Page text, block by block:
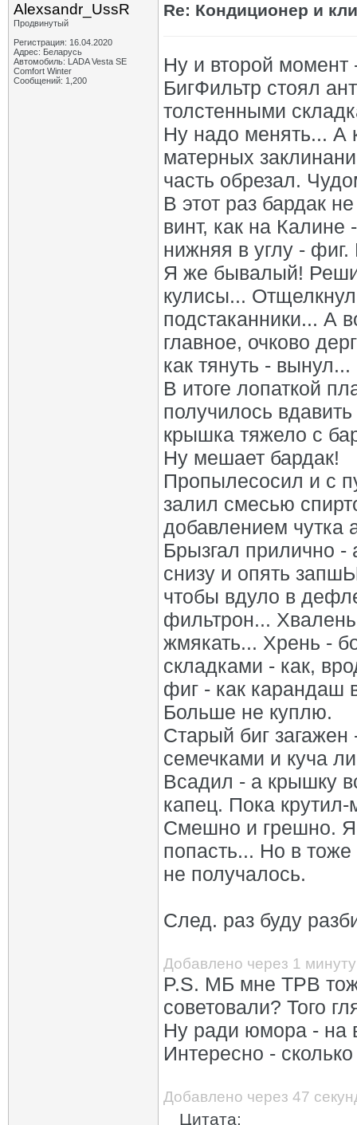
Alexsandr_UssR
Продвинутый
Регистрация: 16.04.2020
Адрес: Беларусь
Автомобиль: LADA Vesta SE
Comfort Winter
Сообщений: 1,200
Re: Кондиционер и
Ну и второй
БигФильтр стоял
толстенными
Ну надо менять... А
матерных
часть обрезал.
В этот раз бардак
винт, как на Калине
нижняя в углу -
Я же бывалый!
кулисы...
подстаканники... А
главное, очково
как тянуть -
В итоге лопаткой
получилось
крышка тяжело с
Ну мешает бардак!
Пропылесосил и с
залил смесью
добавлением чутка
Брызгал прилично
снизу и опять
чтобы вдуло в
фильтрон...
жмякать... Хрень -
складками - как,
фиг - как карандаш
Больше не куплю.
Старый биг
семечками и куча
Всадил - а крышку
капец. Пока
Смешно и грешно. Я
попасть... Но в
не получалось.
След. раз буду
Добавлено через 1 минуту
P.S. МБ мне ТРВ
советовали? Того
Ну ради юмора - на
Интересно -
Добавлено через 47
Цитата: